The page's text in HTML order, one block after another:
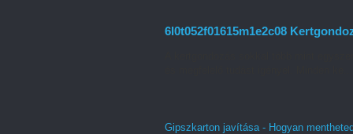
6l0t052f01615m1e2c08
Gipszkarton javítása - Hogyan